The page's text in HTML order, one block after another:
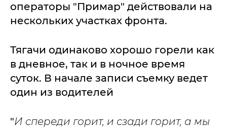
операторы "Примар" действовали на
нескольких участках фронта.
Тягачи одинаково хорошо горели как
в дневное, так и в ночное время
суток. В начале записи съемку ведет
один из водителей
"И спереди горит, и сзади горит, а мы